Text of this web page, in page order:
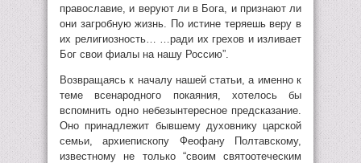
православие, и веруют ли в Бога, и признают ли
они загробную жизнь. По истине теряешь веру в
их религиозность… …ради их грехов и изливает
Бог свои фиалы на нашу Россию”.
Возвращаясь к началу нашей статьи, а именно к
теме всенародного покаяния, хотелось бы
вспомнить одно небезынтересное предсказание.
Оно принадлежит бывшему духовнику царской
семьи, архиепископу Феофану Полтавскому,
известному не только “своим святоотеческим